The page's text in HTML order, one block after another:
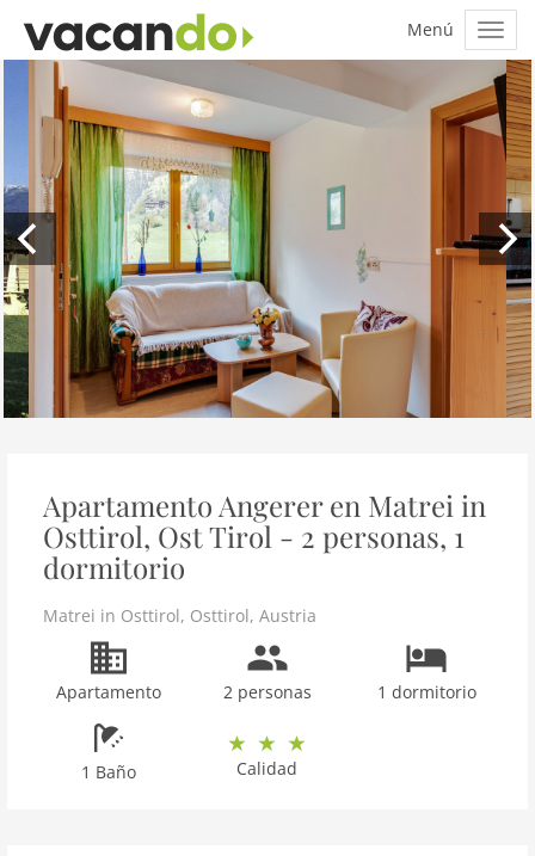
Apartamento Angerer en Matrei in
Osttirol, Ost Tirol - 2 personas, 1
dormitorio
Matrei in Osttirol, Osttirol, Austria
Apartamento 2 personas 1 dormitorio
1 Baño Calidad